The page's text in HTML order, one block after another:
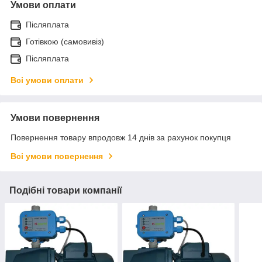
Умови оплати
Післяплата
Готівкою (самовивіз)
Післяплата
Всі умови оплати
Умови повернення
Повернення товару впродовж 14 днів за рахунок покупця
Всі умови повернення
Подібні товари компанії